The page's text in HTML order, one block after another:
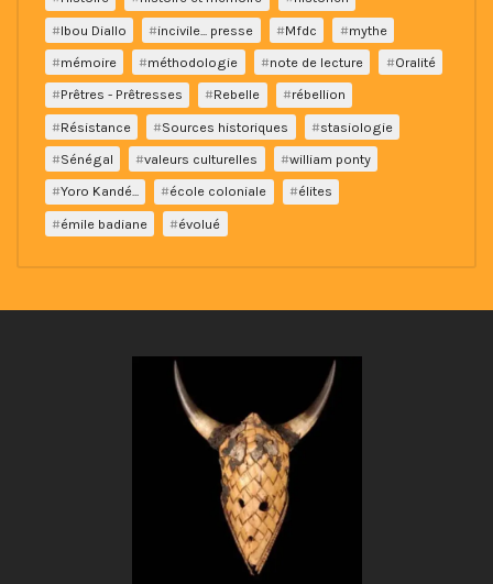
Ibou Diallo
incivile... presse Mfdc
mythe
mémoire
méthodologie note de lecture
Oralité
Prêtres - Prêtresses
Rebelle
rébellion
Résistance
Sources historiques
stasiologie
Sénégal
valeurs culturelles
william ponty
Yoro Kandé...
école coloniale
élites
émile badiane
évolué